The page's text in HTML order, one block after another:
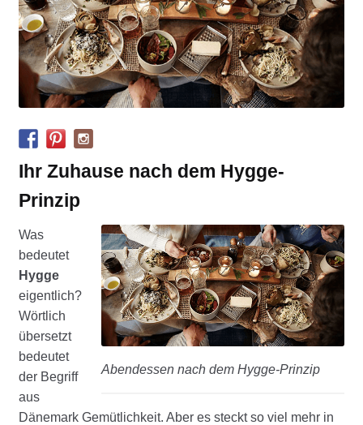
COOKWARE FERLEON
ZUBEHÖR FERLEON
BLOG
PREVIEW
ÜBER UNS
0 Artikel
Ihr Zuhause nach dem Hygge-
Prinzip
Abendessen nach dem Hygge-Prinzip
Was
bedeutet
Hygge
eigentlich?
Wörtlich
übersetzt
bedeutet
der Begriff
aus
Dänemark Gemütlichkeit. Aber es steckt so viel mehr in